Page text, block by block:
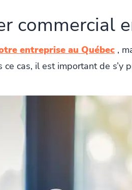
commercial
entreprise au Québec ,
cas, il est important de s’y